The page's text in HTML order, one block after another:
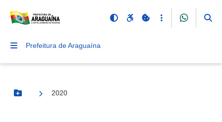
Prefeitura de Araguaína
Botão Menu
2020